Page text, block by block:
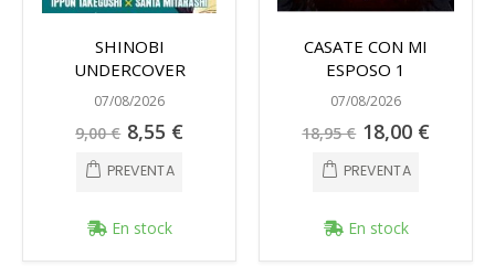
SHINOBI
UNDERCOVER
07/08/2026
9,00 € Precio
especial
8,55 €
PREVENTA
En stock
CASATE CON MI
ESPOSO 1
07/08/2026
18,95 € Precio
especial
18,00 €
PREVENTA
En stock